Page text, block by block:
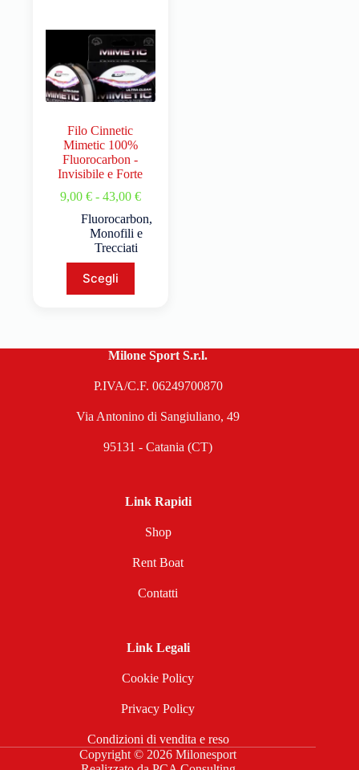
Filo Cinnetic
Mimetic 100%
Fluorocarbon -
Invisibile e Forte
9,00 € - 43,00 €
Fluorocarbon,
Monofili e
Trecciati
Scegli
Milone Sport S.r.l.
P.IVA/C.F. 06249700870
Via Antonino di Sangiuliano, 49
95131 - Catania (CT)
Link Rapidi
Shop
Rent Boat
Contatti
Link Legali
Cookie Policy
Privacy Policy
Condizioni di vendita e reso
Copyright © 2026 Milonesport